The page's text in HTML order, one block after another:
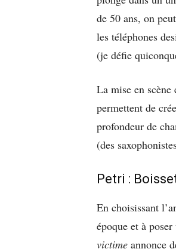
de 50 ans, on
les téléphones
(je défie
La mise en scène
permettent de
profondeur de
(des
Petri :
En choisissant
époque et à
victime annonce